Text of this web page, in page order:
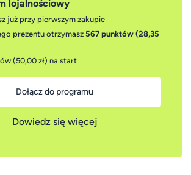
lojalnościowy
już przy pierwszym zakupie
prezentu otrzymasz 567 punktów (28,35
(50,00 zł) na start
Dołącz do programu
Dowiedz się więcej